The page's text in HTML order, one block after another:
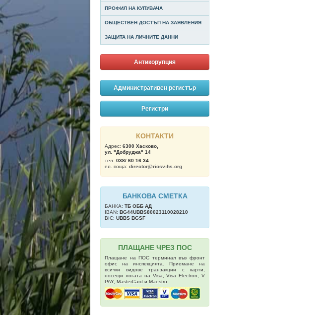
ПРОФИЛ НА КУПУВАЧА
ОБЩЕСТВЕН ДОСТЪП НА ЗАЯВЛЕНИЯ
ЗАЩИТА НА ЛИЧНИТЕ ДАННИ
Антикорупция
Административен регистър
Регистри
КОНТАКТИ
Адрес: 6300 Хасково,
ул. "Добруджа" 14
тел: 038/ 60 16 34
ел. поща: director@riosv-hs.org
БАНКОВА СМЕТКА
БАНКА: ТБ OББ АД
IBAN: BG44UBBS80023110028210
BIC: UBBS BGSF
ПЛАЩАНЕ ЧРЕЗ ПОС
Плащане на ПОС терминал във фронт
офис на инспекцията. Приемане на
всички видове транзакции с карти,
носещи логата на Visa, Visa Electron, V
PAY, MasterCard и Maestro.